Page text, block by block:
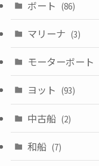
ボート (86)
マリーナ (3)
モーターボート
ヨット (93)
中古船 (2)
和船 (7)